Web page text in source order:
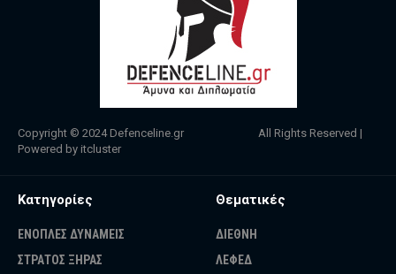
Copyright © 2024 Defenceline.gr All Rights Reserved |
Powered by itcluster
Κατηγορίες
ΕΝΟΠΛΕΣ ΔΥΝΑΜΕΙΣ
ΣΤΡΑΤΟΣ ΞΗΡΑΣ
Θεματικές
ΔΙΕΘΝΗ
ΛΕΦΕΔ